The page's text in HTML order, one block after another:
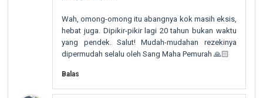
Wah, omong-omong itu abangnya kok masih eksis,
hebat juga. Dipikir-pikir lagi 20 tahun bukan waktu
yang pendek. Salut! Mudah-mudahan rezekinya
dipermudah selalu oleh Sang Maha Pemurah 🙏🏻
Balas